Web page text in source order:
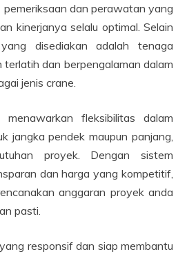
dan perawatan yang
kinerjanya selalu optimal. Selain
disediakan adalah tenaga
dan berpengalaman dalam
jenis crane.
fleksibilitas dalam
jangka pendek maupun panjang,
proyek. Dengan sistem
dan harga yang kompetitif,
anggaran proyek anda
pasti.
responsif dan siap membantu